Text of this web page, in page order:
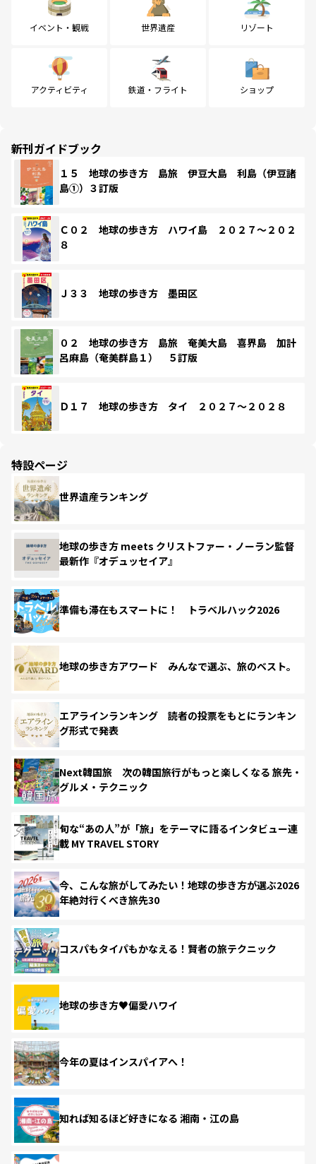
イベント・観戦 世界遺産 リゾート
アクティビティ 鉄道・フライト ショップ
新刊ガイドブック
１５ 地球の歩き方 島旅 伊豆大島 利島（伊豆諸
島①）３訂版
Ｃ０２ 地球の歩き方 ハワイ島 ２０２７～２０２
８
Ｊ３３ 地球の歩き方 墨田区
０２ 地球の歩き方 島旅 奄美大島 喜界島 加計
呂麻島（奄美群島１） ５訂版
Ｄ１７ 地球の歩き方 タイ ２０２７～２０２８
特設ページ
世界遺産ランキング
地球の歩き方 meets クリストファー・ノーラン監督
最新作『オデュッセイア』
準備も滞在もスマートに！ トラベルハック2026
地球の歩き方アワード みんなで選ぶ、旅のベスト。
エアラインランキング 読者の投票をもとにランキン
グ形式で発表
Next韓国旅 次の韓国旅行がもっと楽しくなる 旅先・
グルメ・テクニック
旬な“あの人”が「旅」をテーマに語るインタビュー連
載 MY TRAVEL STORY
今、こんな旅がしてみたい！地球の歩き方が選ぶ2026
年絶対行くべき旅先30
コスパもタイパもかなえる！賢者の旅テクニック
地球の歩き方♥偏愛ハワイ
今年の夏はインスパイアへ！
知れば知るほど好きになる 湘南・江の島